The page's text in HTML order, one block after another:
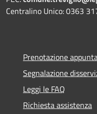
Centralino Unico: 0363
Prenotazione
Segnalazione
Leggi le FAQ
Richiesta assistenza